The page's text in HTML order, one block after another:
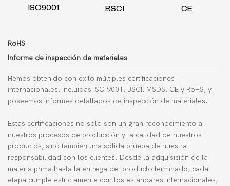
ISO9001 BSCI CE
RoHS
Informe de inspección de materiales
Hemos obtenido con éxito múltiples certificaciones
internacionales, incluidas ISO 9001, BSCI, MSDS, CE y RoHS, y
poseemos informes detallados de inspección de materiales.
Estas certificaciones no solo son un gran reconocimiento a
nuestros procesos de producción y la calidad de nuestros
productos, sino también una sólida prueba de nuestra
responsabilidad con los clientes. Desde la adquisición de la
materia prima hasta la entrega del producto terminado, cada
etapa cumple estrictamente con los estándares internacionales,